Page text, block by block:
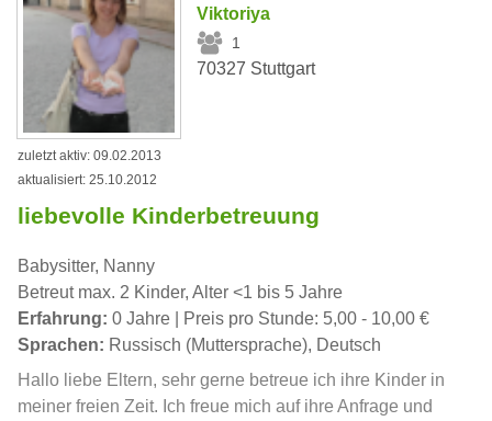
Viktoriya
1
70327 Stuttgart
zuletzt aktiv: 09.02.2013
aktualisiert: 25.10.2012
liebevolle Kinderbetreuung
Babysitter, Nanny
Betreut max. 2 Kinder, Alter <1 bis 5 Jahre
Erfahrung: 0 Jahre | Preis pro Stunde: 5,00 - 10,00 €
Sprachen: Russisch (Muttersprache), Deutsch
Hallo liebe Eltern, sehr gerne betreue ich ihre Kinder in
meiner freien Zeit. Ich freue mich auf ihre Anfrage und